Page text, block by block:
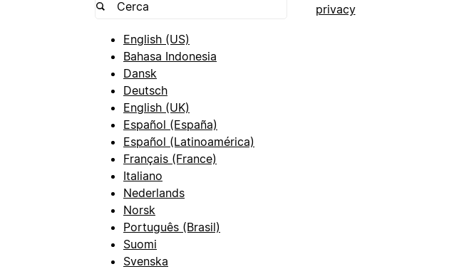
English (US)
Bahasa Indonesia
Dansk
Deutsch
English (UK)
Español (España)
Español (Latinoamérica)
Français (France)
Italiano
Nederlands
Norsk
Português (Brasil)
Suomi
Svenska
privacy